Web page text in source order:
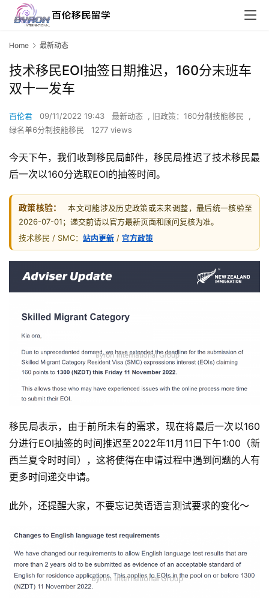
Home 最新动态
技术移民EOI抽签日期推迟，160分末班车
双十一发车
百伦君 09/11/2022 19:43 最新动态 , 旧政策：160分制技能移民
,
绿名单6分制技能移民
1277 views
今天下午，我们收到移民局邮件，移民局推迟了技术移民最
后一次以160分选取EOI的抽签时间。
政策核验：
本文可能涉及历史政策或未来调整，最后统一核验至
2026-07-01；递交前请以官方最新页面和顾问复核为准。
技术移民 / SMC： 站内更新 / 官方政策
移民局表示，由于前所未有的需求，现在将最后一次以160
分进行EOI抽签的时间推迟至2022年11月11日下午1:00（新
西兰夏令时时间），这将使得在申请过程中遇到问题的人有
更多时间递交申请。
此外，还提醒大家，不要忘记英语语言测试要求的变化～